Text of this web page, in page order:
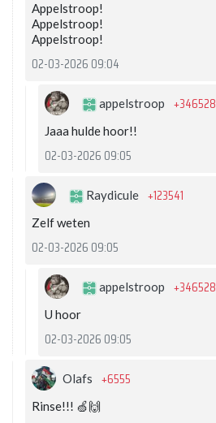
Appelstroop!
Appelstroop!
Appelstroop!
02-03-2026 09:04
appelstroop +346528
Jaaa hulde hoor!!
02-03-2026 09:05
Raydicule +123541
Zelf weten
02-03-2026 09:05
appelstroop +346528
U hoor
02-03-2026 09:05
Olafs +6555
Rinse!!! 🍏🙌